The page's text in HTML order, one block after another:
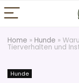
Home » Hunde »
Tierverhalten und
Hunde